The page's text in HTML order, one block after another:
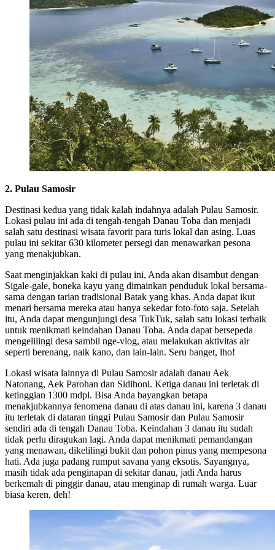
2. Pulau Samosir
Destinasi kedua yang tidak kalah indahnya adalah Pulau Samosir.
Lokasi pulau ini ada di tengah-tengah Danau Toba dan menjadi
salah satu destinasi wisata favorit para turis lokal dan asing. Luas
pulau ini sekitar 630 kilometer persegi dan menawarkan pesona
yang menakjubkan.
Saat menginjakkan kaki di pulau ini, Anda akan disambut dengan
Sigale-gale, boneka kayu yang dimainkan penduduk lokal bersama-
sama dengan tarian tradisional Batak yang khas. Anda dapat ikut
menari bersama mereka atau hanya sekedar foto-foto saja. Setelah
itu, Anda dapat mengunjungi desa TukTuk, salah satu lokasi terbaik
untuk menikmati keindahan Danau Toba. Anda dapat bersepeda
mengelilingi desa sambil nge-vlog, atau melakukan aktivitas air
seperti berenang, naik kano, dan lain-lain. Seru banget, lho!
Lokasi wisata lainnya di Pulau Samosir adalah danau Aek
Natonang, Aek Parohan dan Sidihoni. Ketiga danau ini terletak di
ketinggian 1300 mdpl. Bisa Anda bayangkan betapa
menakjubkannya fenomena danau di atas danau ini, karena 3 danau
itu terletak di dataran tinggi Pulau Samosir dan Pulau Samosir
sendiri ada di tengah Danau Toba. Keindahan 3 danau itu sudah
tidak perlu diragukan lagi. Anda dapat menikmati pemandangan
yang menawan, dikelilingi bukit dan pohon pinus yang mempesona
hati. Ada juga padang rumput savana yang eksotis. Sayangnya,
masih tidak ada penginapan di sekitar danau, jadi Anda harus
berkemah di pinggir danau, atau menginap di rumah warga. Luar
biasa keren, deh!